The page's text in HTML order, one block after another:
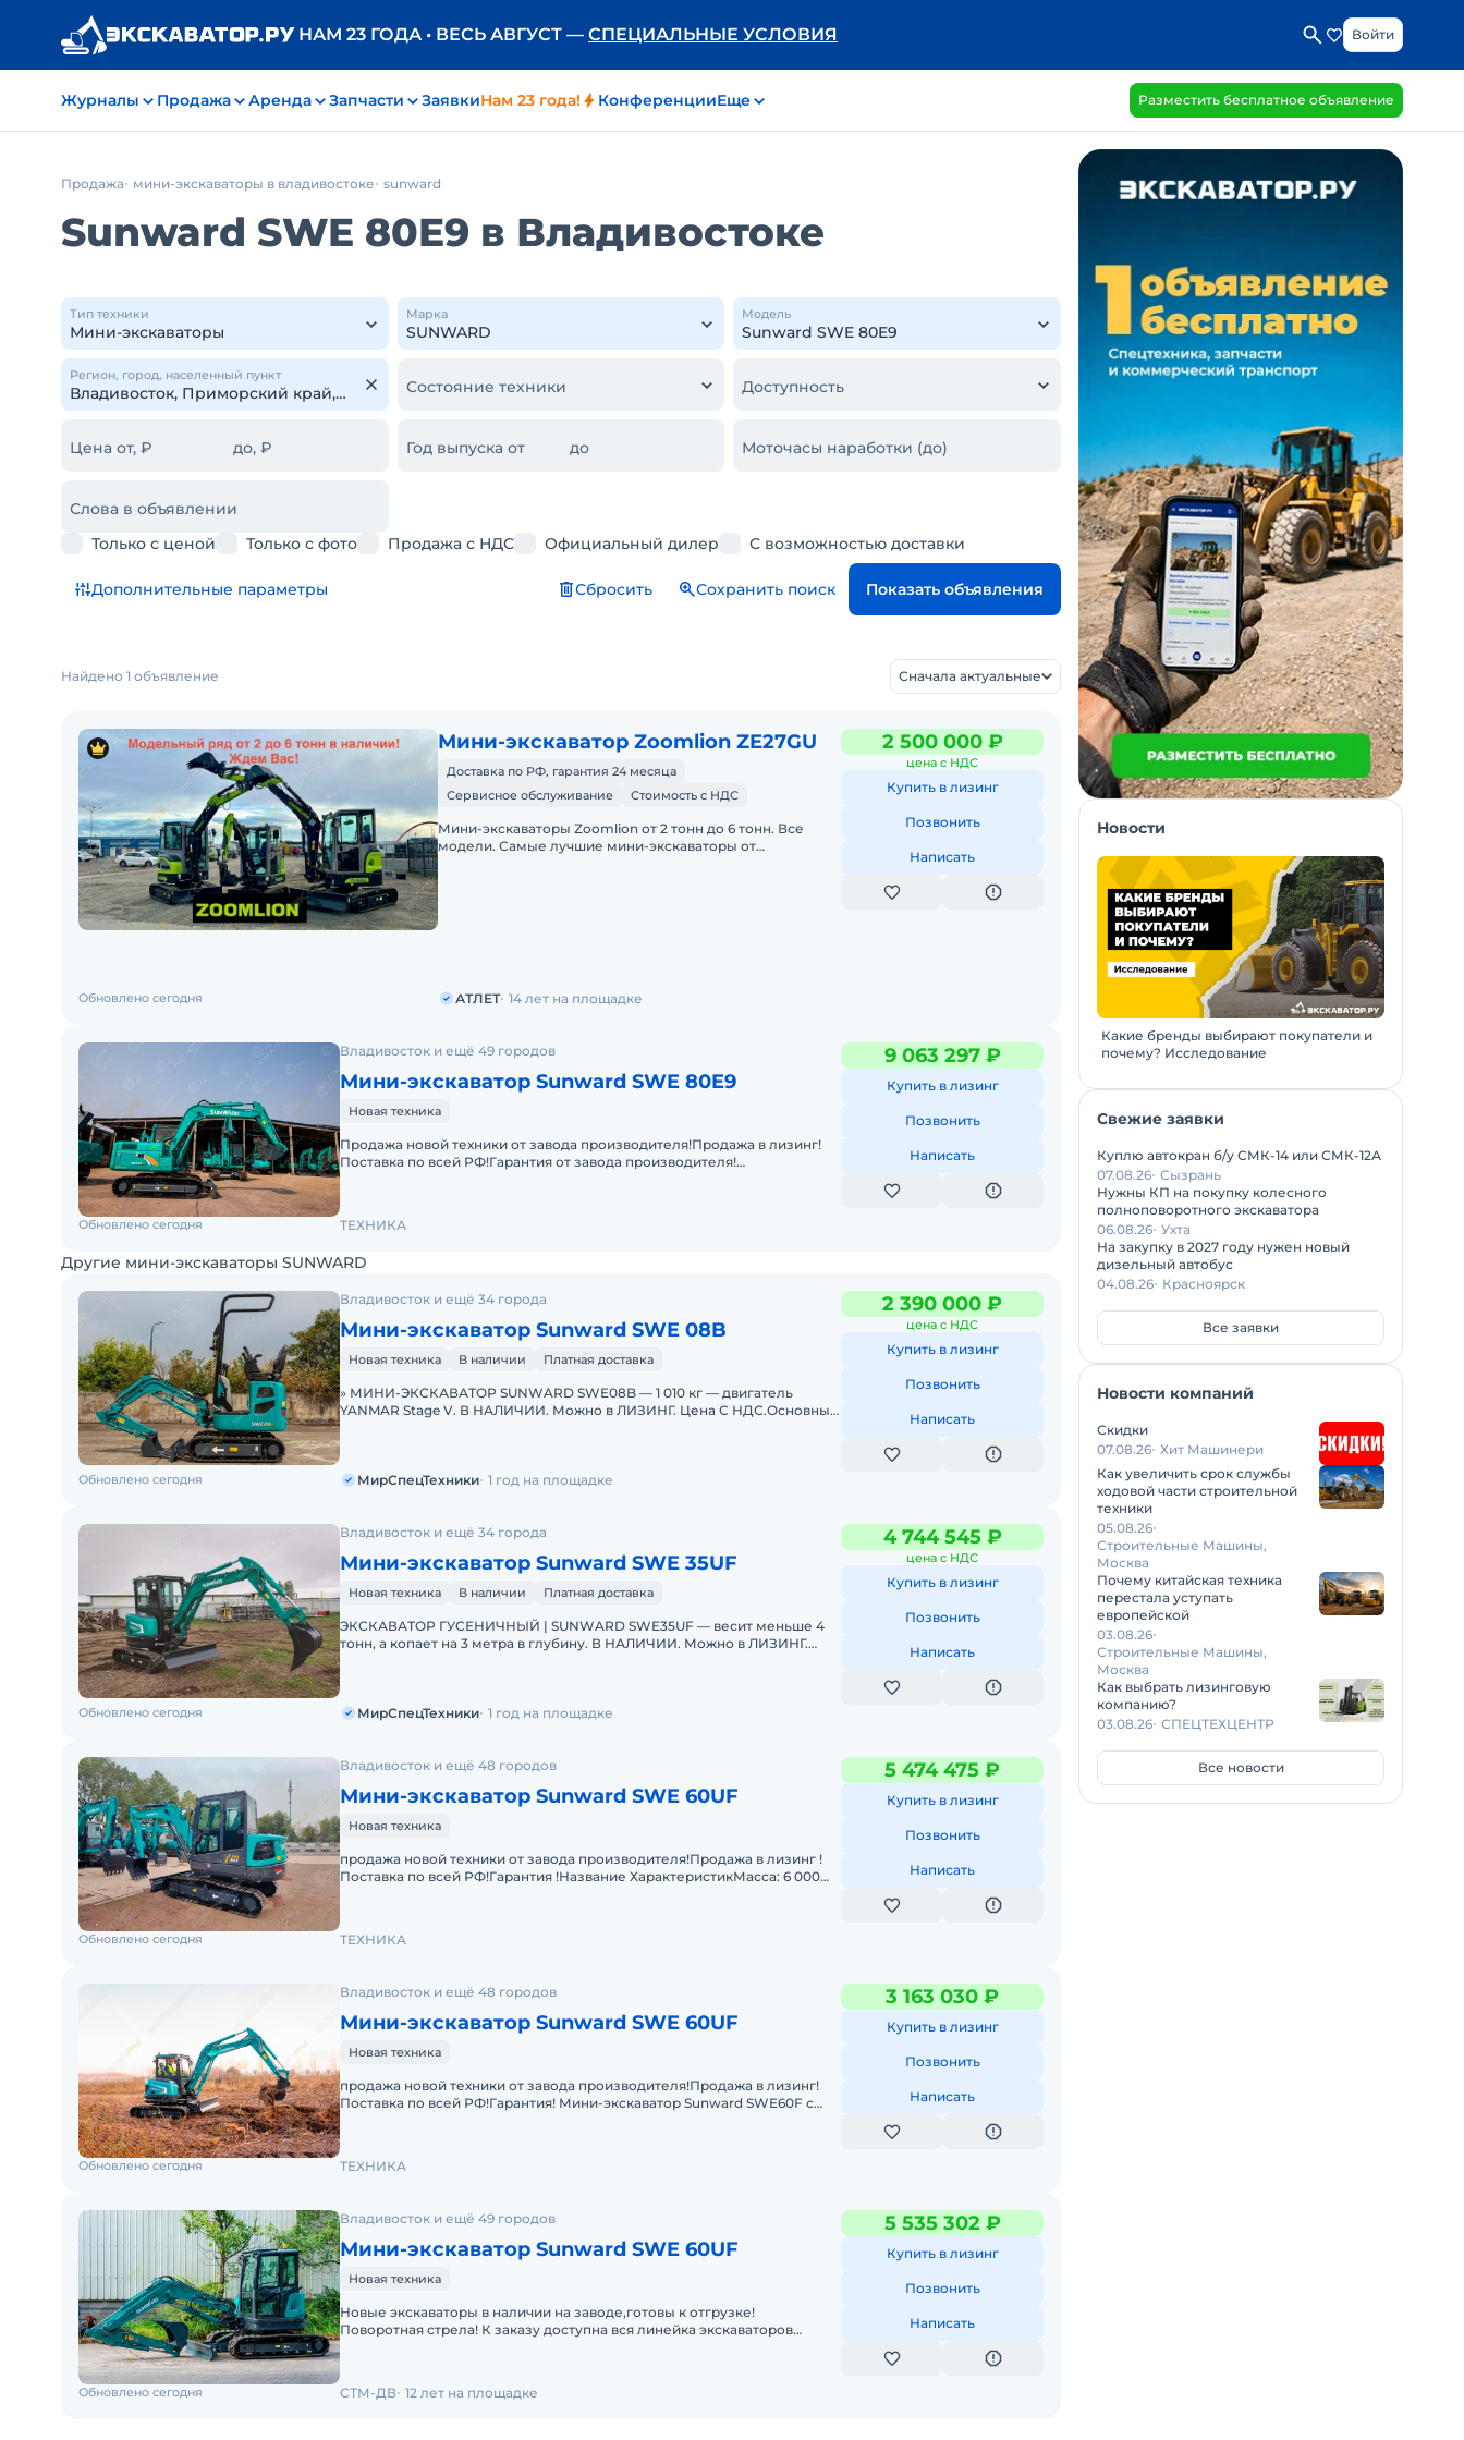
НАМ 23 ГОДА • ВЕСЬ АВГУСТ — СПЕЦИАЛЬНЫЕ УСЛОВИЯ Войти
Журналы Продажа Аренда Запчасти ЗаявкиНам 23 года! КонференцииЕще Разместить бесплатное объявление
Продажа мини-экскаваторы в владивостоке sunward
Sunward SWE 80E9 в Владивостоке
Тип техники Марка Модель
Регион, город, населенный пункт
Состояние техники Доступность
Цена от, ₽ до, ₽ Год выпуска от до Моточасы наработки (до)
Слова в объявлении
Только с ценой
Только с фото Продажа с НДС Официальный дилер С возможностью доставки
Дополнительные параметры Сбросить Сохранить поиск Показать объявления
Найдено 1 объявление Сначала актуальные
Мини-экскаватор Zoomlion ZE27GU
Доставка по РФ, гарантия 24 месяца
Сервисное обслуживание
Стоимость с НДС
Мини-экскаваторы Zoomlion от 2 тонн до 6 тонн. Все
модели. Самые лучшие мини-экскаваторы от
2 500 000 ₽
цена с НДС
Купить в лизинг
Позвонить
Написать
Обновлено сегодня АТЛЕТ 14 лет на площадке
Владивосток и ещё 49 городов
Мини-экскаватор Sunward SWE 80E9
Новая техника
Продажа новой техники от завода производителя!Продажа в лизинг!
Поставка по всей РФ!Гарантия от завода производителя!
9 063 297 ₽
Купить в лизинг
Позвонить
Написать
Обновлено сегодня ТЕХНИКА
Другие мини-экскаваторы SUNWARD
Владивосток и ещё 34 города
Мини-экскаватор Sunward SWE 08B
Новая техника В наличии Платная доставка
» МИНИ-ЭКСКАВАТОР SUNWARD SWE08B — 1 010 кг — двигатель
YANMAR Stage V. В НАЛИЧИИ. Можно в ЛИЗИНГ. Цена С НДС.Основные
2 390 000 ₽
цена с НДС
Купить в лизинг
Позвонить
Написать
Обновлено сегодня МирСпецТехники 1 год на площадке
Владивосток и ещё 34 города
Мини-экскаватор Sunward SWE 35UF
Новая техника В наличии Платная доставка
ЭКСКАВАТОР ГУСЕНИЧНЫЙ | SUNWARD SWE35UF — весит меньше 4
тонн, а копает на 3 метра в глубину. В НАЛИЧИИ. Можно в ЛИЗИНГ.
4 744 545 ₽
цена с НДС
Купить в лизинг
Позвонить
Написать
Обновлено сегодня МирСпецТехники 1 год на площадке
Владивосток и ещё 48 городов
Мини-экскаватор Sunward SWE 60UF
Новая техника
продажа новой техники от завода производителя!Продажа в лизинг !
Поставка по всей РФ!Гарантия !Название ХарактеристикМасса: 6 000
5 474 475 ₽
Купить в лизинг
Позвонить
Написать
Обновлено сегодня ТЕХНИКА
Владивосток и ещё 48 городов
Мини-экскаватор Sunward SWE 60UF
Новая техника
продажа новой техники от завода производителя!Продажа в лизинг!
Поставка по всей РФ!Гарантия! Мини-экскаватор Sunward SWE60F с
3 163 030 ₽
Купить в лизинг
Позвонить
Написать
Обновлено сегодня ТЕХНИКА
Владивосток и ещё 49 городов
Мини-экскаватор Sunward SWE 60UF
Новая техника
Новые экскаваторы в наличии на заводе,готовы к отгрузке!
Поворотная стрела! К заказу доступна вся линейка экскаваторов
5 535 302 ₽
Купить в лизинг
Позвонить
Написать
Обновлено сегодня СТМ-ДВ 12 лет на площадке
Новости
Какие бренды выбирают покупатели и
почему? Исследование
Свежие заявки
Куплю автокран б/у СМК-14 или СМК-12А
07.08.26 Сызрань
Нужны КП на покупку колесного
полноповоротного экскаватора
06.08.26 Ухта
На закупку в 2027 году нужен новый
дизельный автобус
04.08.26 Красноярск
Все заявки
Новости компаний
Скидки
07.08.26 Хит Машинери
Как увеличить срок службы
ходовой части строительной
техники
05.08.26
Строительные Машины,
Москва
Почему китайская техника
перестала уступать
европейской
03.08.26
Строительные Машины,
Москва
Как выбрать лизинговую
компанию?
03.08.26 СПЕЦТЕХЦЕНТР
Все новости